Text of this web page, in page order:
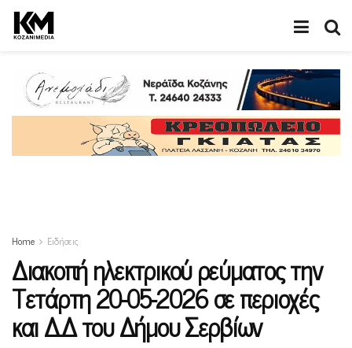
Home Ειδήσεις
Διακοπή ηλεκτρικού ρεύματος την
Τετάρτη 20-05-2026 σε περιοχές
και Δ.Δ του Δήμου Σερβίων